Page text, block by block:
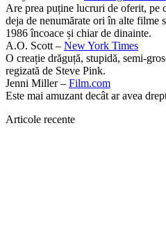
Are prea puține lucruri de oferit, pe
deja de nenumărate ori în alte filme
1986 încoace și chiar de dinainte.
A.O. Scott – New York Times
O creație drăguță, stupidă, semi-
regizată de Steve Pink.
Jenni Miller – Film.com
Este mai amuzant decât ar avea
Articole recente